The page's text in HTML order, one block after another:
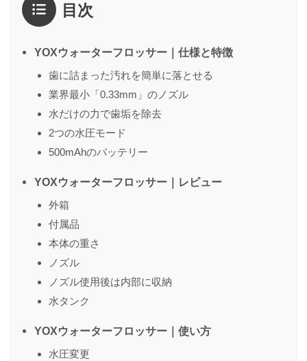
4点
3点
2点
1点
感想 *
（任意）
目次
YOXウォーターフロッサー｜仕様と特徴
歯に詰まった汚れを簡単に落とせる
業界最小「0.33mm」のノズル
水だけの力で歯垢を除去
2つの水圧モード
500mAhのバッテリー
YOXウォーターフロッサー｜レビュー
外箱
付属品
本体の重さ
ノズル
ノズル使用後は内部に収納
水タンク
YOXウォーターフロッサー｜使い方
水圧変更